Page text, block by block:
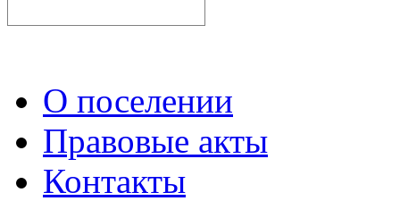
О поселении
Правовые акты
Контакты